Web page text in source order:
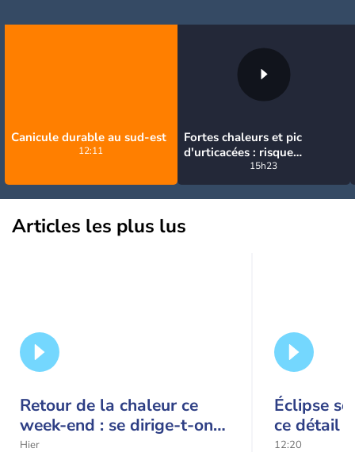
Canicule durable au sud-est
12:11
Fortes chaleurs et pic
d'urticacées : risque
allergique maximal sur la
moitié nord ce vendredi
15h23
Articles les plus lus
Retour de la chaleur ce
week-end : se dirige-t-on
vers une cinquième vague
Hier
Éclipse
ce détail
spectacle
12:20